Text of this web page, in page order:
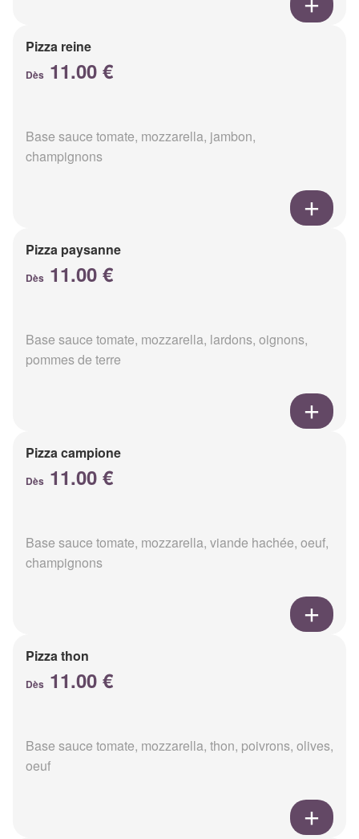
Pizza reine
Dès 11.00 €
Base sauce tomate, mozzarella, jambon,
champignons
Pizza paysanne
Dès 11.00 €
Base sauce tomate, mozzarella, lardons, oignons,
pommes de terre
Pizza campione
Dès 11.00 €
Base sauce tomate, mozzarella, viande hachée, oeuf,
champignons
Pizza thon
Dès 11.00 €
Base sauce tomate, mozzarella, thon, poivrons, olives,
oeuf